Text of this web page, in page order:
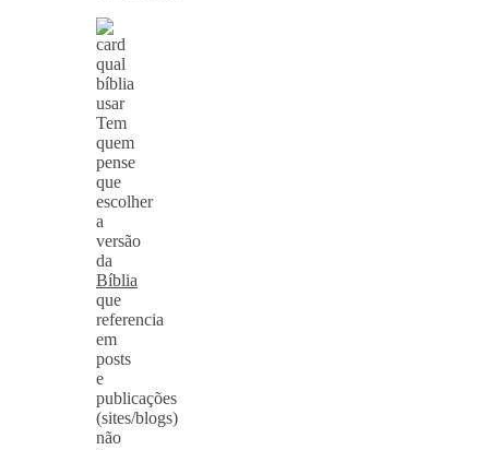
Tem
quem
pense
que
escolher
a
versão
da
Bíblia
que
referencia
em
posts
e
publicações
(sites/blogs)
não